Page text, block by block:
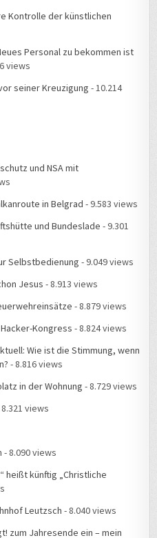
seiner Kreuzigung
und NSA mit
in Belgrad
und Bundeslade
Selbstbedienung- 9.049 views
Jesus- 8.913 views
Kongress- 8.824 views
Wie ist die Stimmung, wenn
- 8.816 views
in der Wohnung- 8.729 views
views
- 8.090 views
heißt künftig „Christliche
Leutzsch
zum Jahresende ein – mein
trennen- 7.910 views